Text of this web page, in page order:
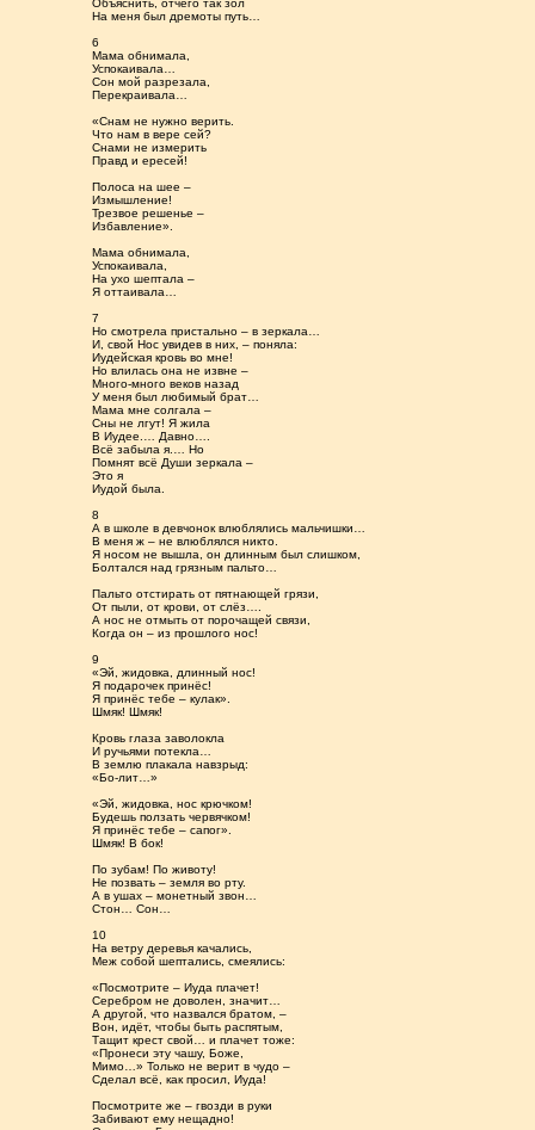
Объяснить, отчего так зол
На меня был дремоты путь…
6
Мама обнимала,
Успокаивала…
Сон мой разрезала,
Перекраивала…
«Снам не нужно верить.
Что нам в вере сей?
Снами не измерить
Правд и ересей!
Полоса на шее –
Измышление!
Трезвое решенье –
Избавление».
Мама обнимала,
Успокаивала,
На ухо шептала –
Я оттаивала…
7
Но смотрела пристально – в зеркала…
И, свой Нос увидев в них, – поняла:
Иудейская кровь во мне!
Но влилась она не извне –
Много-много веков назад
У меня был любимый брат…
Мама мне солгала –
Сны не лгут! Я жила
В Иудее.… Давно….
Всё забыла я.… Но
Помнят всё Души зеркала –
Это я
Иудой была.
8
А в школе в девчонок влюблялись мальчишки…
В меня ж – не влюблялся никто.
Я носом не вышла, он длинным был слишком,
Болтался над грязным пальто…
Пальто отстирать от пятнающей грязи,
От пыли, от крови, от слёз….
А нос не отмыть от порочащей связи,
Когда он – из прошлого нос!
9
«Эй, жидовка, длинный нос!
Я подарочек принёс!
Я принёс тебе – кулак».
Шмяк! Шмяк!
Кровь глаза заволокла
И ручьями потекла…
В землю плакала навзрыд:
«Бо-лит…»
«Эй, жидовка, нос крючком!
Будешь ползать червячком!
Я принёс тебе – сапог».
Шмяк! В бок!
По зубам! По животу!
Не позвать – земля во рту.
А в ушах – монетный звон…
Стон… Сон…
10
На ветру деревья качались,
Меж собой шептались, смеялись:
«Посмотрите – Иуда плачет!
Серебром не доволен, значит…
А другой, что назвался братом, –
Вон, идёт, чтобы быть распятым,
Тащит крест свой… и плачет тоже:
«Пронеси эту чашу, Боже,
Мимо…» Только не верит в чудо –
Сделал всё, как просил, Иуда!
Посмотрите же – гвозди в руки
Забивают ему нещадно!